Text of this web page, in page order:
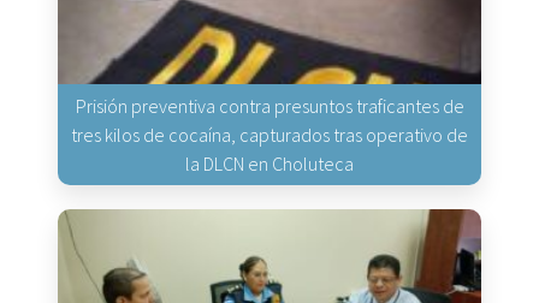
Prisión preventiva contra presuntos traficantes de
tres kilos de cocaína, capturados tras operativo de
la DLCN en Choluteca